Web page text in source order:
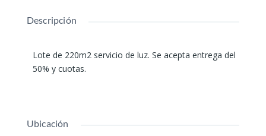
Descripción
Lote de 220m2 servicio de luz. Se acepta entrega del
50% y cuotas.
Ubicación